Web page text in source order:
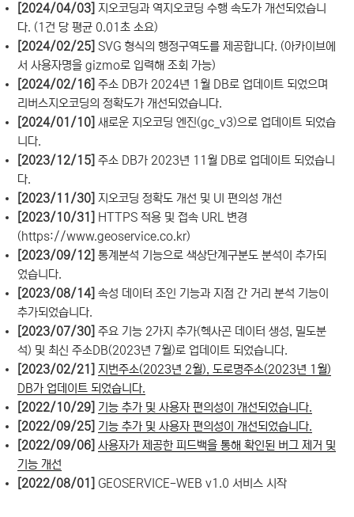
[2024/04/03] 지오코딩과 역지오코딩 수행 속도가 개선되었습니
다. (1건 당 평균 0.01초 소요)
[2024/02/25] SVG 형식의 행정구역도를 제공합니다. (아카이브에
서 사용자명을 gizmo로 입력해 조회 가능)
[2024/02/16] 주소 DB가 2024년 1월 DB로 업데이트 되었으며
리버스지오코딩의 정확도가 개선되었습니다.
[2024/01/10] 새로운 지오코딩 엔진(gc_v3)으로 업데이트 되었습
니다.
[2023/12/15] 주소 DB가 2023년 11월 DB로 업데이트 되었습니
다.
[2023/11/30] 지오코딩 정확도 개선 및 UI 편의성 개선
[2023/10/31]
HTTPS 적용 및 접속 URL 변경
(https://www.geoservice.co.kr)
[2023/09/12] 통계분석 기능으로 색상단계구분도 분석이 추가되
었습니다.
[2023/08/14] 속성 데이터 조인 기능과 지점 간 거리 분석 기능이
추가되었습니다.
[2023/07/30] 주요 기능 2가지 추가(헥사곤 데이터 생성, 밀도분
석) 및 최신 주소DB(2023년 7월)로 업데이트 되었습니다.
[2023/02/21]
지번주소(2023년 2월), 도로명주소(2023년 1월)
DB가 업데이트 되었습니다.
[2022/10/29] 기능 추가 및 사용자 편의성이 개선되었습니다.
[2022/09/25] 기능 추가 및 사용자 편의성이 개선되었습니다.
[2022/09/06] 사용자가 제공한 피드백을 통해 확인된 버그 제거 및
기능 개선
[2022/08/01]
GEOSERVICE-WEB v1.0 서비스 시작